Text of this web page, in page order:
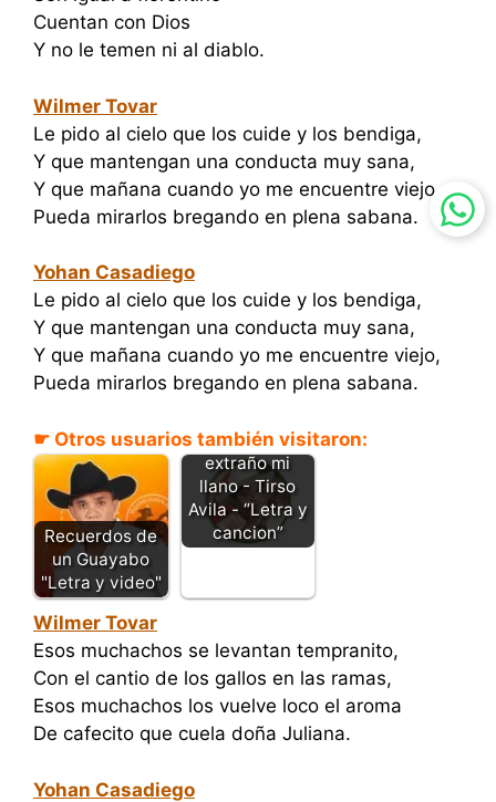
Cuentan con Dios
Y no le temen ni al diablo.
Wilmer Tovar
Le pido al cielo que los cuide y los bendiga,
Y que mantengan una conducta muy sana,
Y que mañana cuando yo me encuentre viejo,
Pueda mirarlos bregando en plena sabana.
Yohan Casadiego
Le pido al cielo que los cuide y los bendiga,
Y que mantengan una conducta muy sana,
Y que mañana cuando yo me encuentre viejo,
Pueda mirarlos bregando en plena sabana.
☛ Otros usuarios también visitaron:
Recuerdos de
un Guayabo
"Letra y video"
Como te
extraño mi
llano - Tirso
Avila - “Letra y
cancion”
Wilmer Tovar
Esos muchachos se levantan tempranito,
Con el cantio de los gallos en las ramas,
Esos muchachos los vuelve loco el aroma
De cafecito que cuela doña Juliana.
Yohan Casadiego